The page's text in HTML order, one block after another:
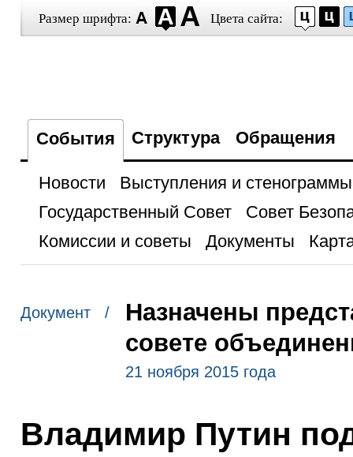
Размер шрифта: Цвета сайта:
События Структура Обращения
Новости
Выступления и стенограммы
Государственный Совет
Совет
Комиссии и советы
Документы
Документ /
Назначены
совете
21 ноября 2015 года
Владимир Путин